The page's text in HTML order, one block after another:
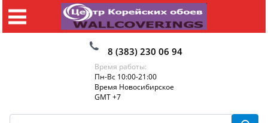
8 (383) 230 06 94
Время работы:
Пн-Вс 10:00-21:00
Время Новосибирское
GMT +7